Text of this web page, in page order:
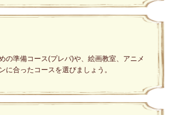
の準備コース(プレパ)や、絵画教室、アニメ
に合ったコースを選びましょう。